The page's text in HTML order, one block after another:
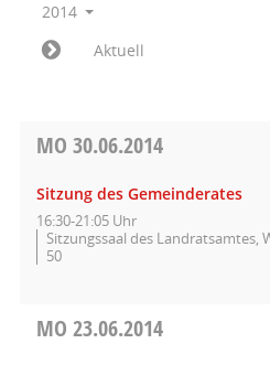
2014
Aktuell
MO 30.06.2014
Sitzung des Gemeinderates
16:30-21:05 Uhr
Sitzungssaal des Landratsamtes,
50
MO 23.06.2014